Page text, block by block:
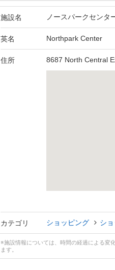
施設名 ノースパークセンタ
英名 Northpark Center
住所 8687 North Central
カテゴリ ショッピング シ
※施設情報については、時間の経過による変
ます。